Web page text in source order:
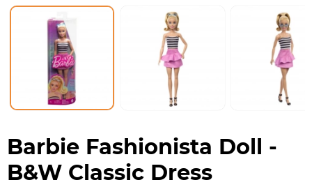
Barbie Fashionista Doll -
B&W Classic Dress